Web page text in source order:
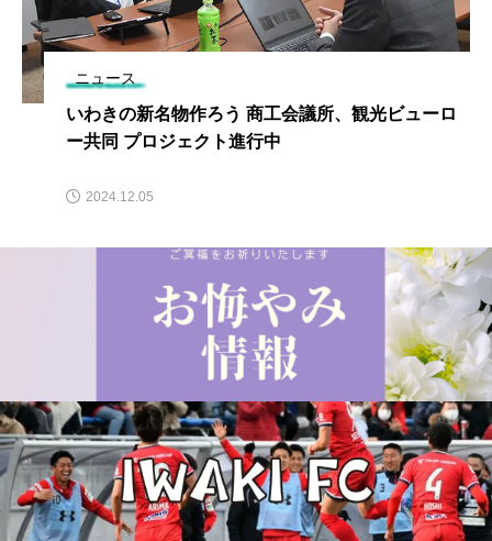
ニュース
いわきの新名物作ろう 商工会議所、観光ビューロ
ー共同 プロジェクト進行中
2024.12.05